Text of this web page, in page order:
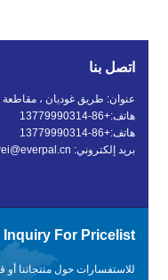
اتصل بنا
عنوان: طريق غوديان ،
هاتف:+86-13779990314
هاتف:+86-13779990314
بريد إلكتروني:
Inquiry For Pricelist
للاستفسارات حول منتجاتنا أو